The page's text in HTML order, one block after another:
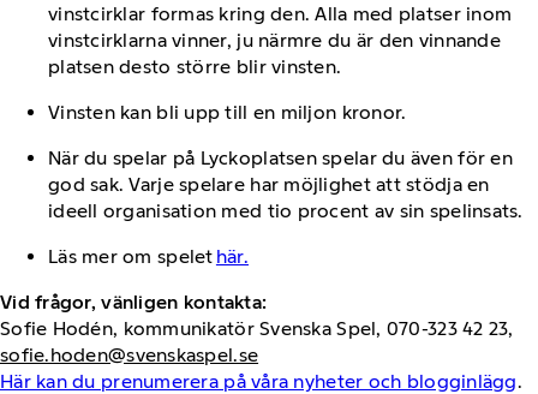
vinstcirklar formas kring den. Alla med platser inom
vinstcirklarna vinner, ju närmre du är den vinnande
platsen desto större blir vinsten.
Vinsten kan bli upp till en miljon kronor.
När du spelar på Lyckoplatsen spelar du även för en
god sak. Varje spelare har möjlighet att stödja en
ideell organisation med tio procent av sin spelinsats.
Läs mer om spelet här.
Vid frågor, vänligen kontakta:
Sofie Hodén, kommunikatör Svenska Spel, 070-323 42 23,
sofie.hoden@svenskaspel.se
Här kan du prenumerera på våra nyheter och blogginlägg.